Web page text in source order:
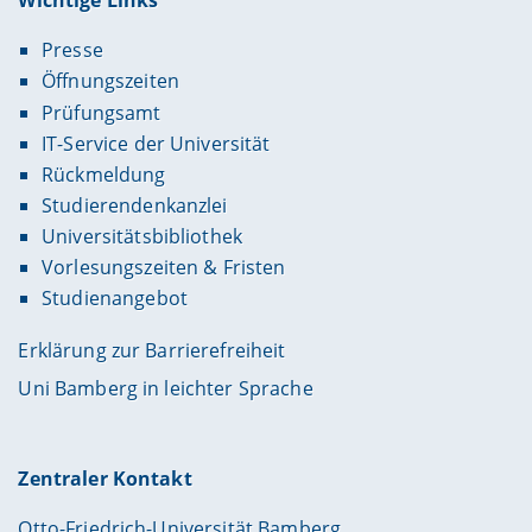
Presse
Öffnungszeiten
Prüfungsamt
IT-Service der Universität
Rückmeldung
Studierendenkanzlei
Universitätsbibliothek
Vorlesungszeiten & Fristen
Studienangebot
Erklärung zur Barrierefreiheit
Uni Bamberg in leichter Sprache
Zentraler Kontakt